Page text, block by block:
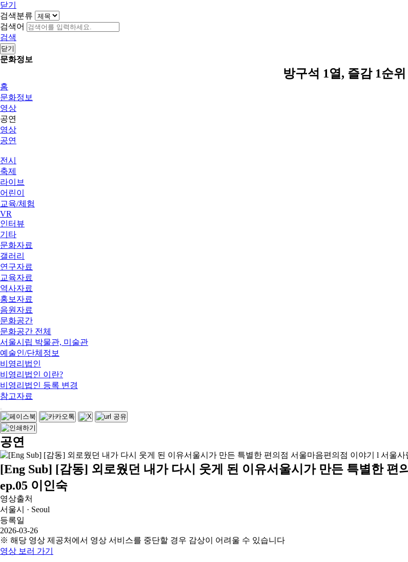
닫기
검색분류
검색어
검색
닫기
문화정보
방구석 1열, 즐감 1순위
홈
문화정보
영상
공연
영상
공연
전시
축제
라이브
어린이
교육/체험
VR
인터뷰
기타
문화자료
갤러리
연구자료
교육자료
역사자료
홍보자료
음원자료
문화공간
문화공간 전체
서울시립 박물관, 미술관
예술인/단체정보
비영리법인
비영리법인 이란?
비영리법인 등록 변경
참고자료
공연
[Eng Sub] [감동] 외로웠던 내가 다시 웃게 된 이유서울시가 만든 특별한 편
ep.05 이인숙
영상출처
서울시 · Seoul
등록일
2026-03-26
※ 해당 영상 제공처에서 영상 서비스를 중단할 경우 감상이 어려울 수 있습니다
영상 보러 가기